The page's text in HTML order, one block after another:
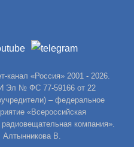
канал «Россия» 2001 - 2026.
Эл № ФС 77-59166 от 22
– федеральное
«Всероссийская
радиовещательная компания».
Алтынникова В.